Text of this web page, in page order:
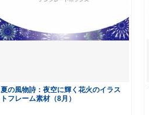
夏の風物詩：夜空に輝く花火のイラス
トフレーム素材（8月）